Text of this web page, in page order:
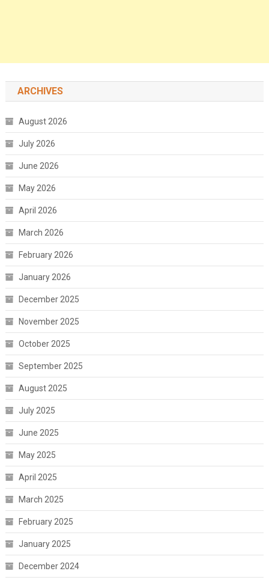
ARCHIVES
August 2026
July 2026
June 2026
May 2026
April 2026
March 2026
February 2026
January 2026
December 2025
November 2025
October 2025
September 2025
August 2025
July 2025
June 2025
May 2025
April 2025
March 2025
February 2025
January 2025
December 2024